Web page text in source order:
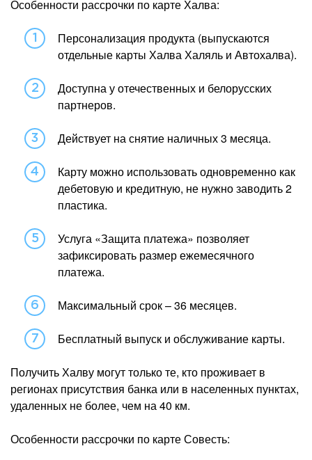
Особенности рассрочки по карте Халва:
Персонализация продукта (выпускаются
отдельные карты Халва Халяль и Автохалва).
Доступна у отечественных и белорусских
партнеров.
Действует на снятие наличных 3 месяца.
Карту можно использовать одновременно как
дебетовую и кредитную, не нужно заводить 2
пластика.
Услуга «Защита платежа» позволяет
зафиксировать размер ежемесячного
платежа.
Максимальный срок – 36 месяцев.
Бесплатный выпуск и обслуживание карты.
Получить Халву могут только те, кто проживает в
регионах присутствия банка или в населенных пунктах,
удаленных не более, чем на 40 км.
Особенности рассрочки по карте Совесть: